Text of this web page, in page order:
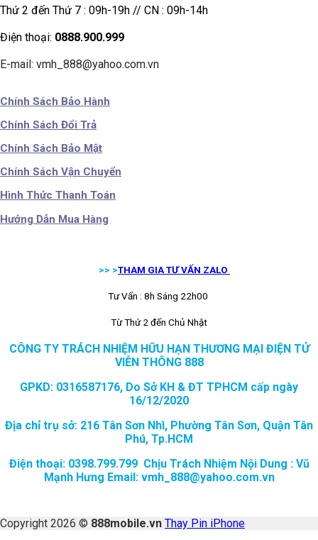
Thứ 2 đến Thứ 7 : 09h-19h // CN : 09h-14h
Điện thoại: 0888.900.999
E-mail: vmh_888@yahoo.com.vn
Chính Sách Bảo Hành
Chính Sách Đổi Trả
Chính Sách Bảo Mật
Chính Sách Vận Chuyển
Hình Thức Thanh Toán
Hướng Dẫn Mua Hàng
>> >THAM GIA TƯ VẤN ZALO
Tư Vấn : 8h Sáng 22h00
Từ Thứ 2 đến Chủ Nhật
CÔNG TY TRÁCH NHIỆM HỮU HẠN THƯƠNG MẠI ĐIỆN TỬ
VIỄN THÔNG 888
GPKD: 0316587176, Do Sở KH & ĐT TPHCM cấp ngày
16/12/2020
Địa chỉ trụ sở: 216 Tân Sơn Nhì, Phường Tân Sơn, Quận Tân
Phú, Tp.HCM
Điện thoại: 0398.799.799 Chịu Trách Nhiệm Nội Dung : Vũ
Mạnh Hưng Email: vmh_888@yahoo.com.vn
Copyright 2026 © 888mobile.vn Thay Pin iPhone